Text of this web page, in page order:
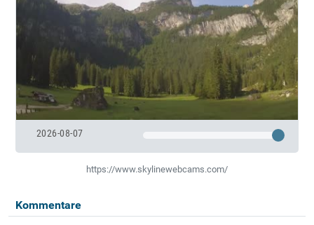
2026-08-07
https://www.skylinewebcams.com/
Kommentare